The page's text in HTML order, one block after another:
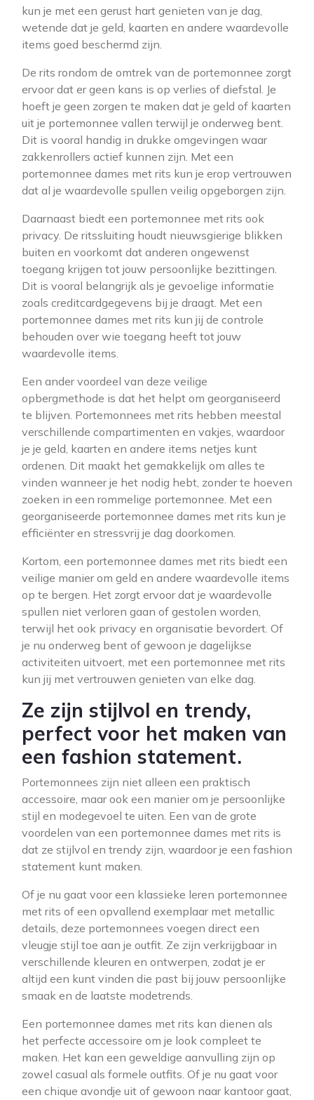
kun je met een gerust hart genieten van je dag,
wetende dat je geld, kaarten en andere waardevolle
items goed beschermd zijn.
De rits rondom de omtrek van de portemonnee zorgt
ervoor dat er geen kans is op verlies of diefstal. Je
hoeft je geen zorgen te maken dat je geld of kaarten
uit je portemonnee vallen terwijl je onderweg bent.
Dit is vooral handig in drukke omgevingen waar
zakkenrollers actief kunnen zijn. Met een
portemonnee dames met rits kun je erop vertrouwen
dat al je waardevolle spullen veilig opgeborgen zijn.
Daarnaast biedt een portemonnee met rits ook
privacy. De ritssluiting houdt nieuwsgierige blikken
buiten en voorkomt dat anderen ongewenst
toegang krijgen tot jouw persoonlijke bezittingen.
Dit is vooral belangrijk als je gevoelige informatie
zoals creditcardgegevens bij je draagt. Met een
portemonnee dames met rits kun jij de controle
behouden over wie toegang heeft tot jouw
waardevolle items.
Een ander voordeel van deze veilige
opbergmethode is dat het helpt om georganiseerd
te blijven. Portemonnees met rits hebben meestal
verschillende compartimenten en vakjes, waardoor
je je geld, kaarten en andere items netjes kunt
ordenen. Dit maakt het gemakkelijk om alles te
vinden wanneer je het nodig hebt, zonder te hoeven
zoeken in een rommelige portemonnee. Met een
georganiseerde portemonnee dames met rits kun je
efficiënter en stressvrij je dag doorkomen.
Kortom, een portemonnee dames met rits biedt een
veilige manier om geld en andere waardevolle items
op te bergen. Het zorgt ervoor dat je waardevolle
spullen niet verloren gaan of gestolen worden,
terwijl het ook privacy en organisatie bevordert. Of
je nu onderweg bent of gewoon je dagelijkse
activiteiten uitvoert, met een portemonnee met rits
kun jij met vertrouwen genieten van elke dag.
Ze zijn stijlvol en trendy,
perfect voor het maken van
een fashion statement.
Portemonnees zijn niet alleen een praktisch
accessoire, maar ook een manier om je persoonlijke
stijl en modegevoel te uiten. Een van de grote
voordelen van een portemonnee dames met rits is
dat ze stijlvol en trendy zijn, waardoor je een fashion
statement kunt maken.
Of je nu gaat voor een klassieke leren portemonnee
met rits of een opvallend exemplaar met metallic
details, deze portemonnees voegen direct een
vleugje stijl toe aan je outfit. Ze zijn verkrijgbaar in
verschillende kleuren en ontwerpen, zodat je er
altijd een kunt vinden die past bij jouw persoonlijke
smaak en de laatste modetrends.
Een portemonnee dames met rits kan dienen als
het perfecte accessoire om je look compleet te
maken. Het kan een geweldige aanvulling zijn op
zowel casual als formele outfits. Of je nu gaat voor
een chique avondje uit of gewoon naar kantoor gaat,